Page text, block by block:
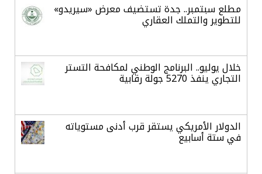
مطلع سبتمبر.. جدة تستضيف معرض «سيريدو»
للتطوير والتملك العقاري
خلال يوليو.. البرنامج الوطني لمكافحة التستر
التجاري ينفذ 5270 جولة رقابية
الدولار الأمريكي يستقر قرب أدنى مستوياته
في ستة أسابيع